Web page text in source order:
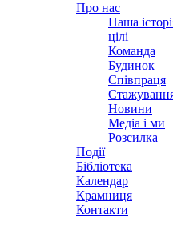
Про нас
Наша
цілі
Команда
Будинок
Співпраця
Новини
Медіа і ми
Розсилка
Події
Бібліотека
Календар
Крамниця
Контакти